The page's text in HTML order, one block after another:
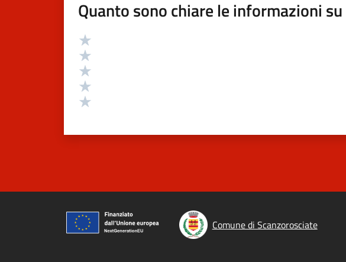
Quanto sono chiare le informazioni
Valutazione
Comune di Scanzorosciate